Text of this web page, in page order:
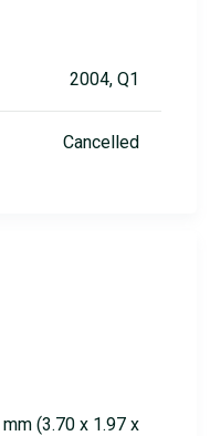
2004, Q1
Cancelled
(3.70 x 1.97 x